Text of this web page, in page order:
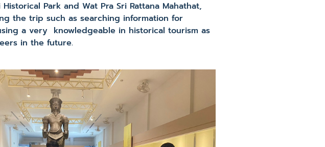
Park and Wat Pra Sri Rattana Mahathat,
the trip such as searching information for
a very knowledgeable in historical tourism as
in the future.